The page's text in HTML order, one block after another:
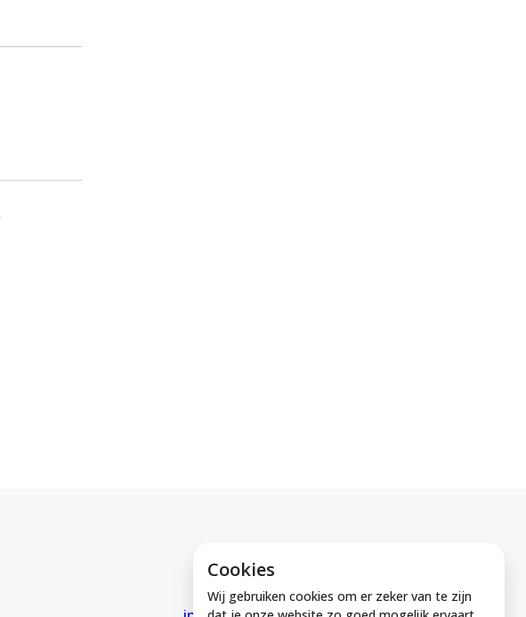
Cookies
Wij gebruiken cookies om er zeker van te zijn
E-mail ons